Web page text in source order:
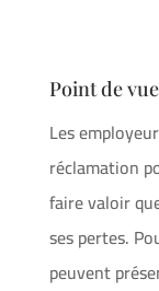
Point de
Les
réclamation
faire valoir
ses pertes.
peuvent